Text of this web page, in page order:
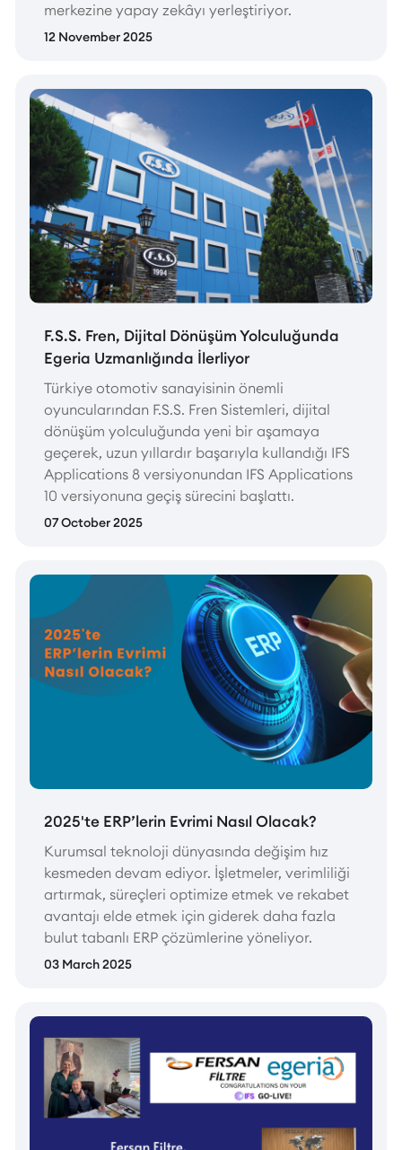
merkezine yapay zekâyı yerleştiriyor.
12 November 2025
F.S.S. Fren, Dijital Dönüşüm Yolculuğunda
Egeria Uzmanlığında İlerliyor
Türkiye otomotiv sanayisinin önemli
oyuncularından F.S.S. Fren Sistemleri, dijital
dönüşüm yolculuğunda yeni bir aşamaya
geçerek, uzun yıllardır başarıyla kullandığı IFS
Applications 8 versiyonundan IFS Applications
10 versiyonuna geçiş sürecini başlattı.
07 October 2025
2025'te ERP’lerin Evrimi Nasıl Olacak?
Kurumsal teknoloji dünyasında değişim hız
kesmeden devam ediyor. İşletmeler, verimliliği
artırmak, süreçleri optimize etmek ve rekabet
avantajı elde etmek için giderek daha fazla
bulut tabanlı ERP çözümlerine yöneliyor.
03 March 2025